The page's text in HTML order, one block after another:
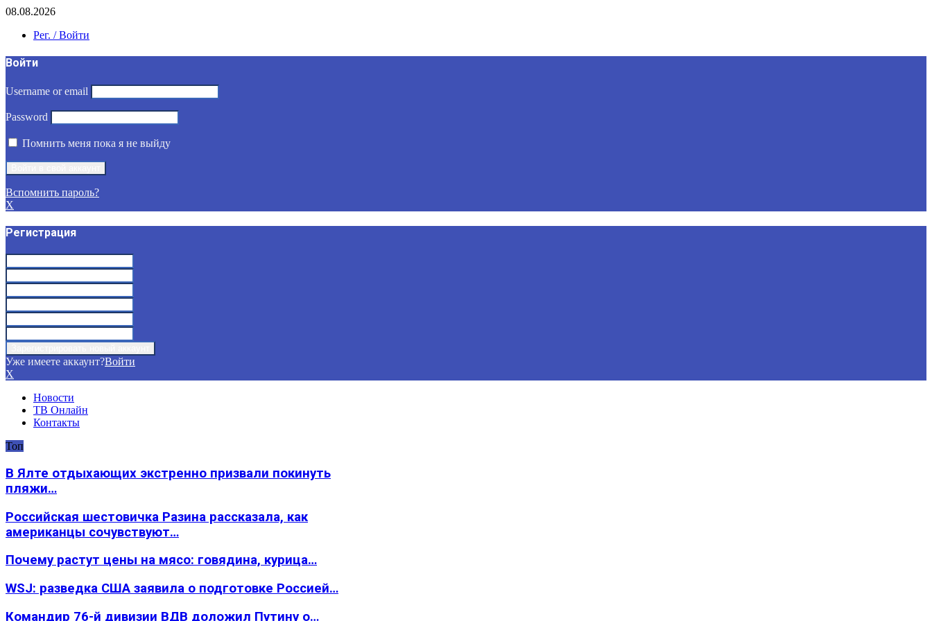
08.08.2026
Рег. / Войти
Войти
Username or email
Password
Помнить меня пока я не выйду
Вспомнить пароль?
X
Регистрация
Уже имеете аккаунт?Войти
X
Новости
ТВ Онлайн
Контакты
Топ
В Ялте отдыхающих экстренно призвали покинуть
пляжи…
Российская шестовичка Разина рассказала, как
американцы сочувствуют…
Почему растут цены на мясо: говядина, курица…
WSJ: разведка США заявила о подготовке Россией…
Командир 76-й дивизии ВДВ доложил Путину о…